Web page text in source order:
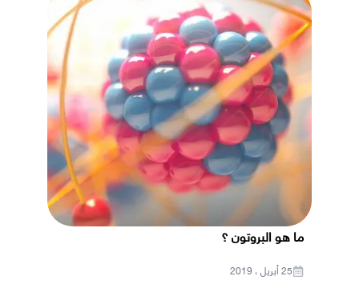
ما هو البروتون ؟
25 أبريل ، 2019